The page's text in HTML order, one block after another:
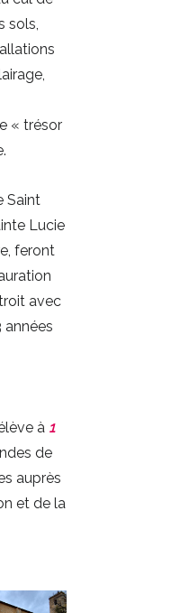
sols,
« trésor
Saint
Lucie
feront
avec
années
à 1
de
auprès
et de la